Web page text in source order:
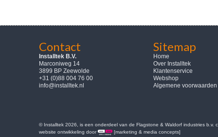
Contact
Installtek B.V.
Marconiweg 14
3899 BP Zeewolde
+31 (0)88 004 76 00
info@installtek.nl
Sitemap
Home
Over Installtek
Klantenservice
Webshop
Algemene voorwaarden
© Installtek 2026, is een onderdeel van de Flagstone & Waldorf industries b.v.
website ontwikkeling door
[marketing & media concepts]